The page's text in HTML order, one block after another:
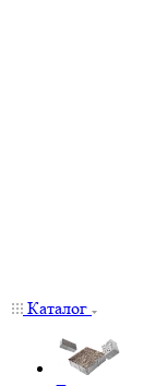
Каталог